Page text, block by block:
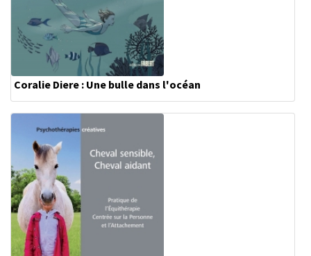
Coralie Diere : Une bulle dans l'océan